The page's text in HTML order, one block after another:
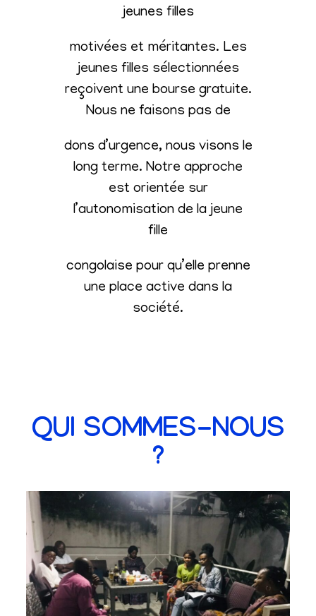
jeunes filles
motivées et méritantes. Les
jeunes filles sélectionnées
reçoivent une bourse gratuite.
Nous ne faisons pas de
dons d’urgence, nous visons le
long terme. Notre approche
est orientée sur
l’autonomisation de la jeune
fille
congolaise pour qu’elle prenne
une place active dans la
société.
QUI SOMMES-NOUS
?